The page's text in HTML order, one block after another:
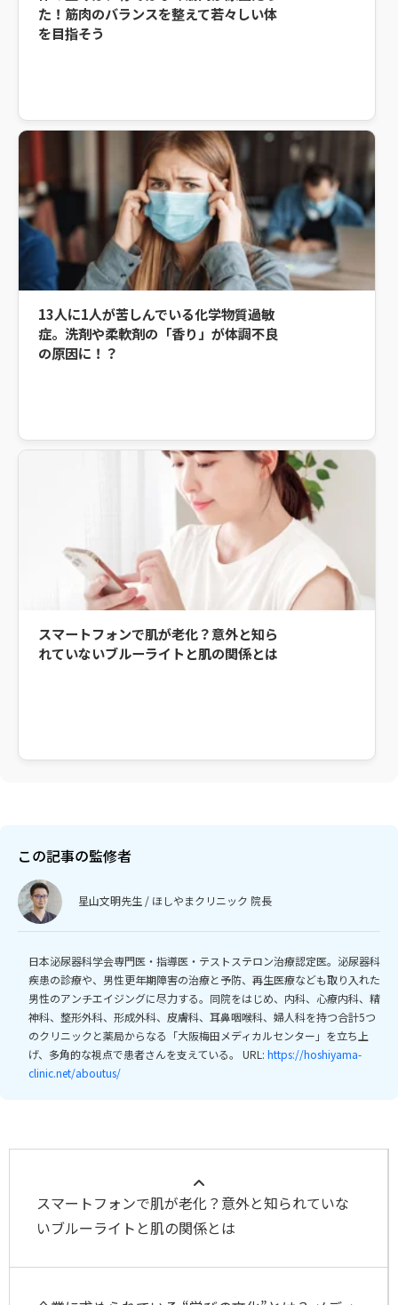
た！筋肉のバランスを整えて若々しい体
を目指そう
13人に1人が苦しんでいる化学物質過敏
症。洗剤や柔軟剤の「香り」が体調不良
の原因に！？
スマートフォンで肌が老化？意外と知ら
れていないブルーライトと肌の関係とは
この記事の監修者
星山文明先生 / ほしやまクリニック 院長
日本泌尿器科学会専門医・指導医・テストステロン治療認定医。泌尿器科
疾患の診療や、男性更年期障害の治療と予防、再生医療なども取り入れた
男性のアンチエイジングに尽力する。同院をはじめ、内科、心療内科、精
神科、整形外科、形成外科、皮膚科、耳鼻咽喉科、婦人科を持つ合計5つ
のクリニックと薬局からなる「大阪梅田メディカルセンター」を立ち上
げ、多角的な視点で患者さんを支えている。 URL: https://hoshiyama-
clinic.net/aboutus/
スマートフォンで肌が老化？意外と知られていな
いブルーライトと肌の関係とは